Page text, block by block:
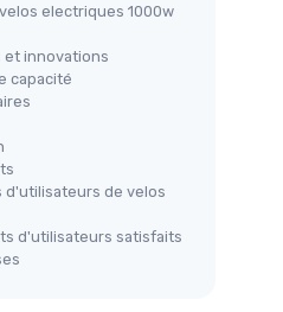
electriques 1000w
et innovations
capacité
d'utilisateurs de velos
d'utilisateurs satisfaits